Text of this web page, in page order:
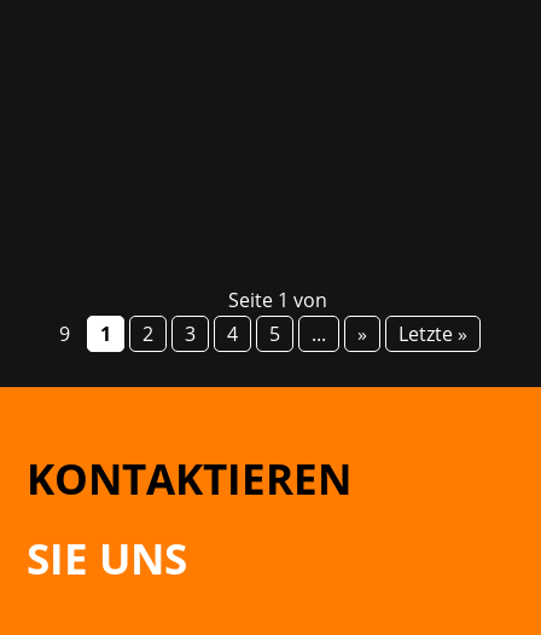
Seite 1 von
9
1 2 3 4 5 ... » Letzte »
KONTAKTIEREN
SIE UNS